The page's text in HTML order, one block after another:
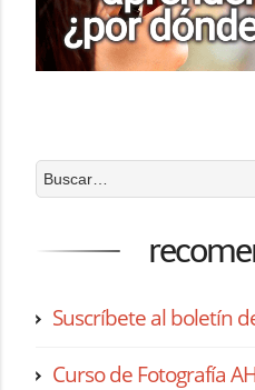
Suscríbete al boletín
Curso de Fotografía